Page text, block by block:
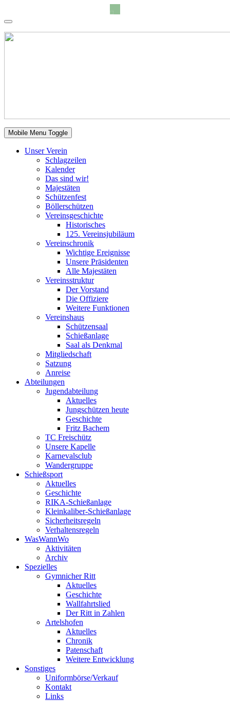
Mobile Menu Toggle
Unser Verein
Schlagzeilen
Kalender
Das sind wir!
Majestäten
Schützenfest
Böllerschützen
Vereinsgeschichte
Historisches
125. Vereinsjubiläum
Vereinschronik
Wichtige Ereignisse
Unsere Präsidenten
Alle Majestäten
Vereinsstruktur
Der Vorstand
Die Offiziere
Weitere Funktionen
Vereinshaus
Schützensaal
Schießanlage
Saal als Denkmal
Mitgliedschaft
Satzung
Anreise
Abteilungen
Jugendabteilung
Aktuelles
Jungschützen heute
Geschichte
Fritz Bachem
TC Freischütz
Unsere Kapelle
Karnevalsclub
Wandergruppe
Schießsport
Aktuelles
Geschichte
RIKA-Schießanlage
Kleinkaliber-Schießanlage
Sicherheitsregeln
Verhaltensregeln
WasWannWo
Aktivitäten
Archiv
Spezielles
Gymnicher Ritt
Aktuelles
Geschichte
Wallfahrtslied
Der Ritt in Zahlen
Artelshofen
Aktuelles
Chronik
Patenschaft
Weitere Entwicklung
Sonstiges
Uniformbörse/Verkauf
Kontakt
Links